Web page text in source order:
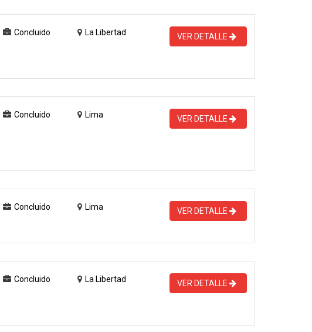
Concluido La Libertad VER DETALLE
Concluido Lima VER DETALLE
Concluido Lima VER DETALLE
Concluido La Libertad VER DETALLE